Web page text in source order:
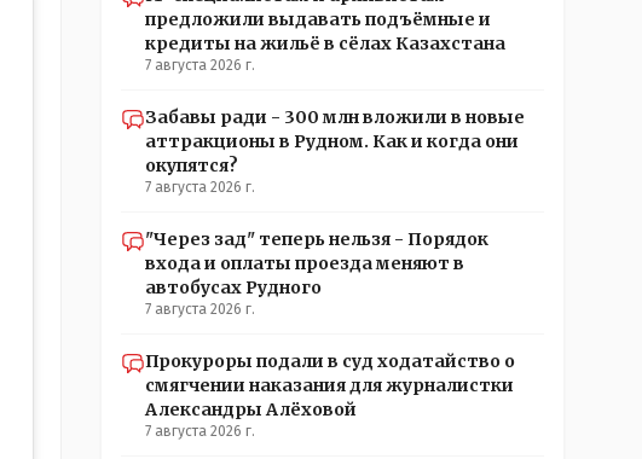
Мы решили. что это - противоречие. Вы считаете
иначе?
предложили выдавать подъёмные и
кредиты на жильё в сёлах Казахстана
7 августа 2026 г.
Забавы ради - 300 млн вложили в новые
аттракционы в Рудном. Как и когда они
окупятся?
7 августа 2026 г.
"Через зад" теперь нельзя - Порядок
входа и оплаты проезда меняют в
автобусах Рудного
7 августа 2026 г.
Прокуроры подали в суд ходатайство о
смягчении наказания для журналистки
Александры Алёховой
7 августа 2026 г.